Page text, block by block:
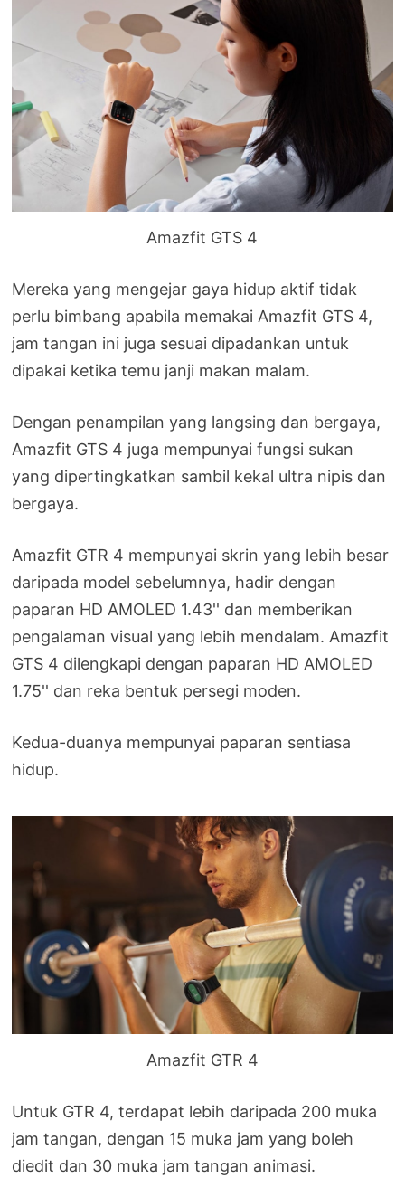
Amazfit GTS 4
Mereka yang mengejar gaya hidup aktif tidak
perlu bimbang apabila memakai Amazfit GTS 4,
jam tangan ini juga sesuai dipadankan untuk
dipakai ketika temu janji makan malam.
Dengan penampilan yang langsing dan bergaya,
Amazfit GTS 4 juga mempunyai fungsi sukan
yang dipertingkatkan sambil kekal ultra nipis dan
bergaya.
Amazfit GTR 4 mempunyai skrin yang lebih besar
daripada model sebelumnya, hadir dengan
paparan HD AMOLED 1.43'' dan memberikan
pengalaman visual yang lebih mendalam. Amazfit
GTS 4 dilengkapi dengan paparan HD AMOLED
1.75'' dan reka bentuk persegi moden.
Kedua-duanya mempunyai paparan sentiasa
hidup.
Amazfit GTR 4
Untuk GTR 4, terdapat lebih daripada 200 muka
jam tangan, dengan 15 muka jam yang boleh
diedit dan 30 muka jam tangan animasi.